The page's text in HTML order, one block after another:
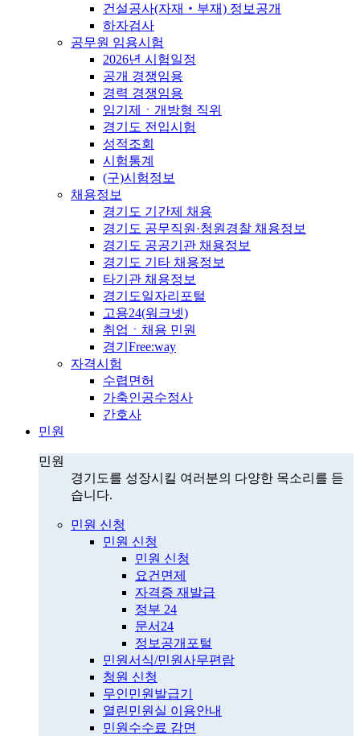
건설공사(자재‧부재) 정보공개
하자검사
공무원 임용시험
2026년 시험일정
공개 경쟁임용
경력 경쟁임용
임기제ㆍ개방형 직위
경기도 전입시험
성적조회
시험통계
(구)시험정보
채용정보
경기도 기간제 채용
경기도 공무직원·청원경찰 채용정보
경기도 공공기관 채용정보
경기도 기타 채용정보
타기관 채용정보
경기도일자리포털
고용24(워크넷)
취업ㆍ채용 민원
경기Free:way
자격시험
수렵면허
가축인공수정사
간호사
민원
민원
경기도를 성장시킬 여러분의 다양한 목소리를 듣
습니다.
민원 신청
민원 신청
민원 신청
요건면제
자격증 재발급
정부 24
문서24
정보공개포털
민원서식/민원사무편람
청원 신청
무인민원발급기
열린민원실 이용안내
민원수수료 감면